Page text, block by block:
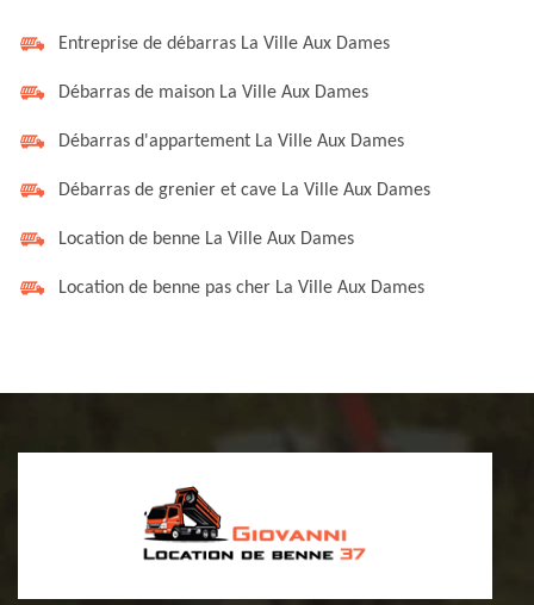
Entreprise de débarras La Ville Aux Dames
Débarras de maison La Ville Aux Dames
Débarras d'appartement La Ville Aux Dames
Débarras de grenier et cave La Ville Aux Dames
Location de benne La Ville Aux Dames
Location de benne pas cher La Ville Aux Dames